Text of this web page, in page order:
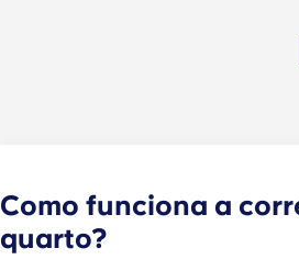
Como funciona a
quarto?